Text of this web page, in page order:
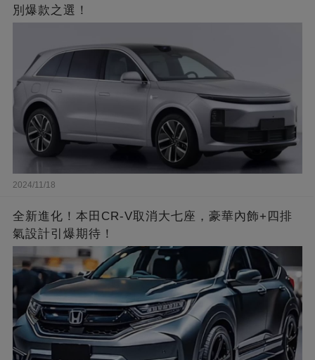
別爆款之選！
2024/11/18
全新進化！本田CR-V取消大七座，豪華內飾+四排
氣設計引爆期待！